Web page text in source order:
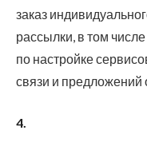
заказ
рассылки, в том
по настройке
связи и предложений
4.